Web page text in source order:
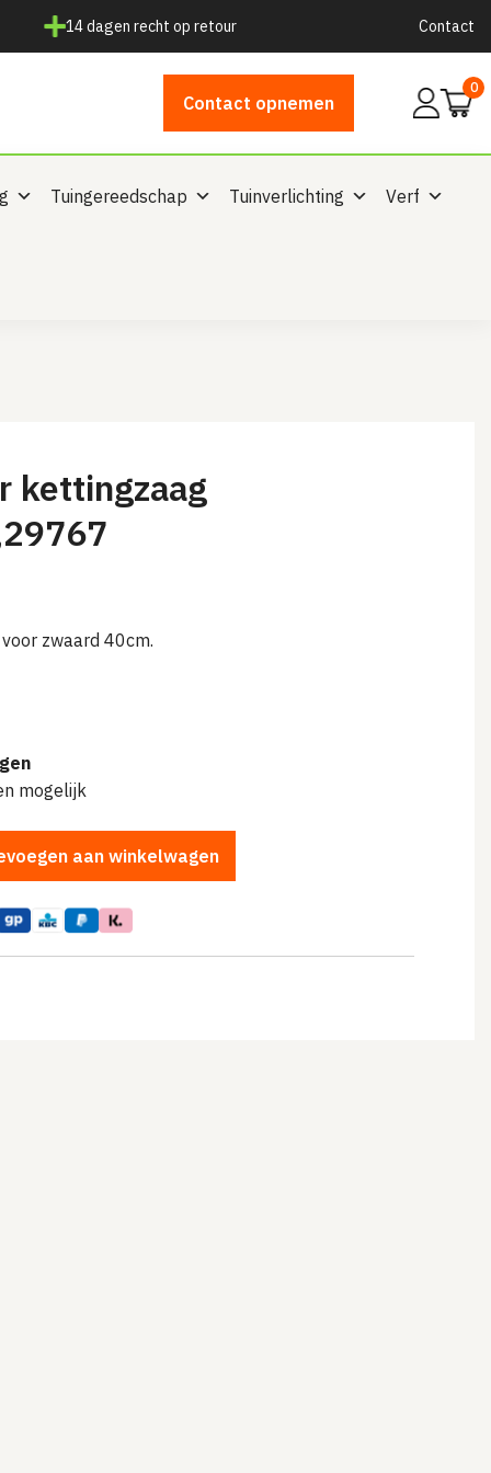
14 dagen recht op retour Contact
Contact opnemen
Mijn
0
Tuingereedschap Tuinverlichting Verf
kettingzaag
zwaard 40cm.
mogelijk
aan winkelwagen